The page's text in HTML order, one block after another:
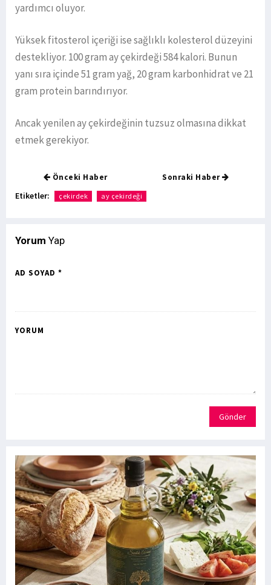
yardımcı oluyor.
Yüksek fitosterol içeriği ise sağlıklı kolesterol düzeyini
destekliyor. 100 gram ay çekirdeği 584 kalori. Bunun
yanı sıra içinde 51 gram yağ, 20 gram karbonhidrat ve 21
gram protein barındırıyor.
Ancak yenilen ay çekirdeğinin tuzsuz olmasına dikkat
etmek gerekiyor.
Önceki Haber Sonraki Haber
Etiketler: çekirdek ay çekirdeği
Yorum Yap
AD SOYAD *
YORUM
Gönder